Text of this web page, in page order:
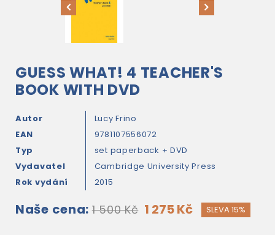
GUESS WHAT! 4 TEACHER'S
BOOK WITH DVD
Autor
Lucy Frino
EAN
9781107556072
Typ
set paperback + DVD
Vydavatel
Cambridge University Press
Rok vydání
2015
Naše cena: 1 500 Kč 1 275 Kč SLEVA 15%